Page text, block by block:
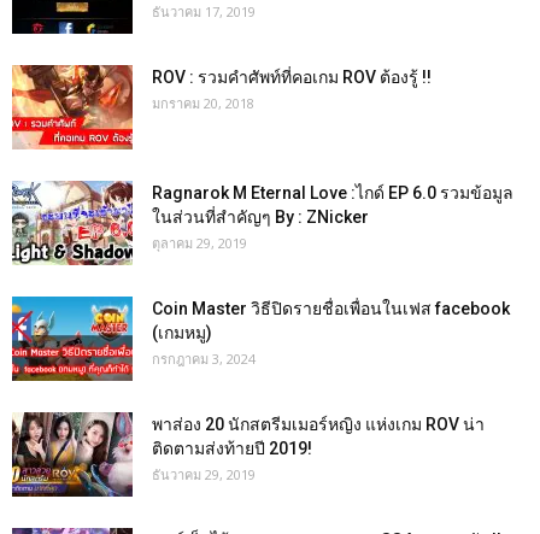
ธันวาคม 17, 2019
ROV : รวมคำศัพท์ที่คอเกม ROV ต้องรู้ !!
มกราคม 20, 2018
Ragnarok M Eternal Love :ไกด์ EP 6.0 รวมข้อมูล
ในส่วนที่สำคัญๆ By : ZNicker
ตุลาคม 29, 2019
Coin Master วิธีปิดรายชื่อเพื่อนในเฟส facebook
(เกมหมู)
กรกฎาคม 3, 2024
พาส่อง 20 นักสตรีมเมอร์หญิง แห่งเกม ROV น่า
ติดตามส่งท้ายปี 2019!
ธันวาคม 29, 2019